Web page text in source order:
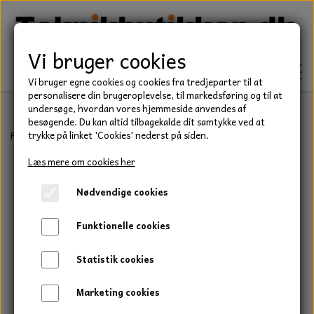
TEKNIK
KILEREMME
LEJER
PAKDÅSER
LÅSERINGE
BEFÆSTELSE
HAVE/PARK
UNIVERSALE REMME TIL PLÆNEKLIPPER OG
HAVETRAKTOR
TRAKTOR/ENTREPRENØR
Forside Befæstelse Skiver Fjeder skiver
Vi bruger cookies
Vi bruger egne cookies og cookies fra tredjeparter til at
personalisere din brugeroplevelse, til markedsføring og til at
undersøge, hvordan vores hjemmeside anvendes af
besøgende. Du kan altid tilbagekalde dit samtykke ved at
trykke på linket 'Cookies' nederst på siden.
Læs mere om cookies her
Nødvendige cookies
Funktionelle cookies
Statistik cookies
Marketing cookies